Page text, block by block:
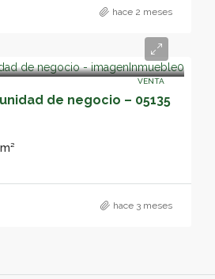
hace 2 meses
VENTA
de negocio – 05135
m²
hace 3 meses